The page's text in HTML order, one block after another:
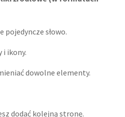
pojedyncze słowo.
i ikony.
dowolne elementy.
dodać kolejną stronę.